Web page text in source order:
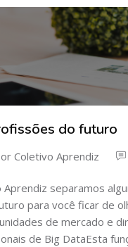
do futuro
Coletivo Aprendiz
separamos
para você ficar de
de mercado e
de Big DataEsta